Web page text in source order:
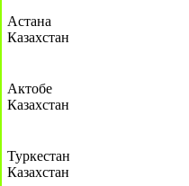
Астана
Казахстан
Актобе
Казахстан
Туркестан
Казахстан